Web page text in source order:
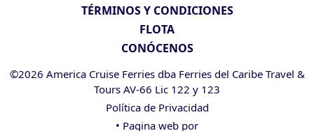
TÉRMINOS Y CONDICIONES
FLOTA
CONÓCENOS
©2026 America Cruise Ferries dba Ferries del Caribe Travel &
Tours AV-66 Lic 122 y 123
Política de Privacidad
• Pagina web por